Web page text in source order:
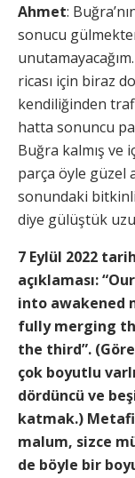
Ahmet:
sonucu
ricası için biraz
kendiliğinden
hatta sonuncu
Buğra kalmış ve
parça öyle güzel
sonundaki
diye gülüştük
7 Eylül 2022
açıklaması:
into awakened
fully merging
the third”.
çok boyutlu
dördüncü ve
katmak.)
malum, sizce
de böyle bir